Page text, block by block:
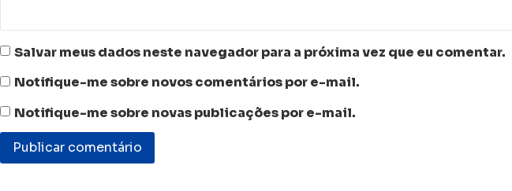
Salvar meus dados neste navegador para a próxima vez que eu comentar.
Notifique-me sobre novos comentários por e-mail.
Notifique-me sobre novas publicações por e-mail.